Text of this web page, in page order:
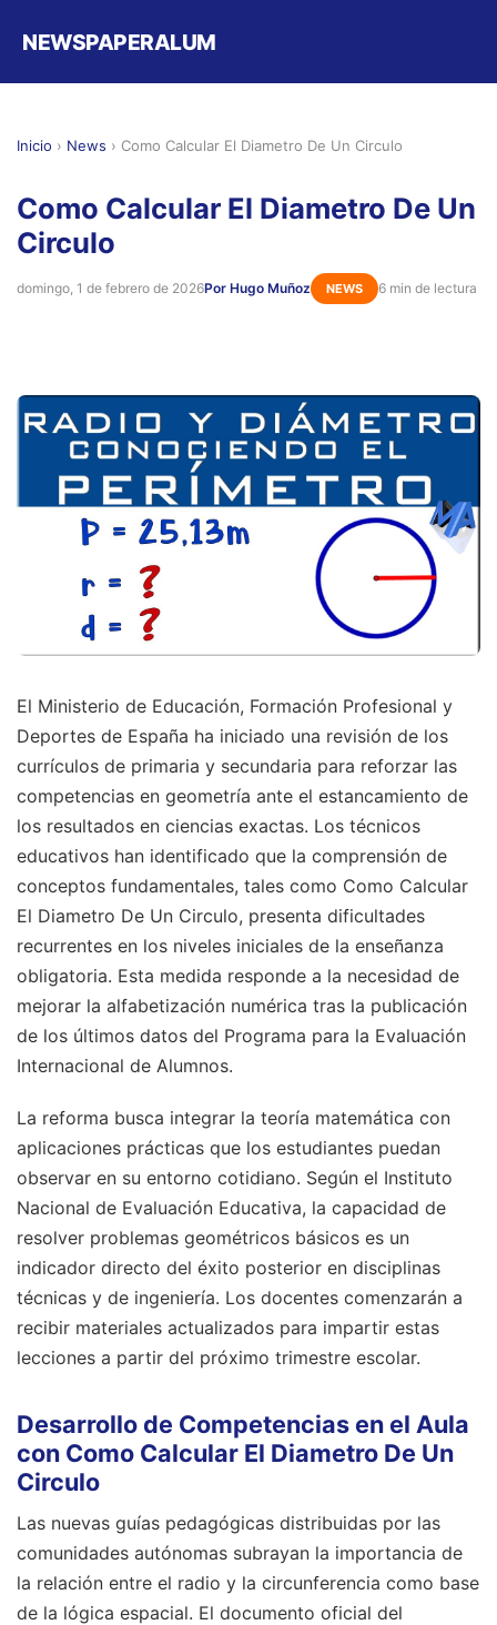
NEWSPAPERALUM
Inicio › News › Como Calcular El Diametro De Un Circulo
Como Calcular El Diametro De Un
Circulo
domingo, 1 de febrero de 2026Por Hugo Muñoz NEWS 6 min de lectura
El Ministerio de Educación, Formación Profesional y
Deportes de España ha iniciado una revisión de los
currículos de primaria y secundaria para reforzar las
competencias en geometría ante el estancamiento de
los resultados en ciencias exactas. Los técnicos
educativos han identificado que la comprensión de
conceptos fundamentales, tales como Como Calcular
El Diametro De Un Circulo, presenta dificultades
recurrentes en los niveles iniciales de la enseñanza
obligatoria. Esta medida responde a la necesidad de
mejorar la alfabetización numérica tras la publicación
de los últimos datos del Programa para la Evaluación
Internacional de Alumnos.
La reforma busca integrar la teoría matemática con
aplicaciones prácticas que los estudiantes puedan
observar en su entorno cotidiano. Según el Instituto
Nacional de Evaluación Educativa, la capacidad de
resolver problemas geométricos básicos es un
indicador directo del éxito posterior en disciplinas
técnicas y de ingeniería. Los docentes comenzarán a
recibir materiales actualizados para impartir estas
lecciones a partir del próximo trimestre escolar.
Desarrollo de Competencias en el Aula
con Como Calcular El Diametro De Un
Circulo
Las nuevas guías pedagógicas distribuidas por las
comunidades autónomas subrayan la importancia de
la relación entre el radio y la circunferencia como base
de la lógica espacial. El documento oficial del